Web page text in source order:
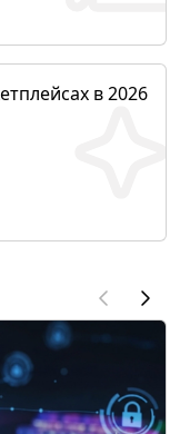
в 2026